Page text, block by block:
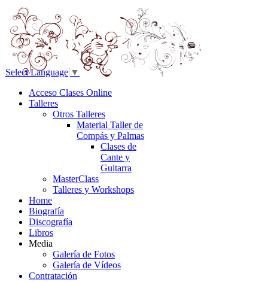
Select Language ▼
Acceso Clases Online
Talleres
Otros Talleres
Material Taller de
Compás y Palmas
Clases de
Cante y
Guitarra
MasterClass
Talleres y Workshops
Home
Biografía
Discografía
Libros
Media
Galería de Fotos
Galería de Vídeos
Contratación